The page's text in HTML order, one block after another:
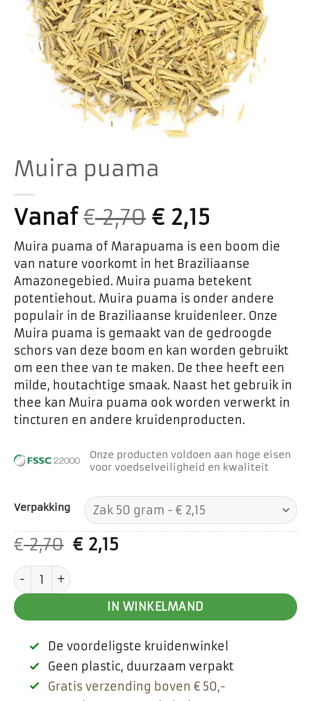
Muira puama
Vanaf€2,70 €2,15
Muira puama of Marapuama is een boom die
van nature voorkomt in het Braziliaanse
Amazonegebied. Muira puama betekent
potentiehout. Muira puama is onder andere
populair in de Braziliaanse kruidenleer. Onze
Muira puama is gemaakt van de gedroogde
schors van deze boom en kan worden gebruikt
om een thee van te maken. De thee heeft een
milde, houtachtige smaak. Naast het gebruik in
thee kan Muira puama ook worden verwerkt in
tincturen en andere kruidenproducten.
Onze producten voldoen aan hoge eisen
voor voedselveiligheid en kwaliteit
Verpakking
€2,70 Oorspronkelijke
prijs
€ 2,70.
€2,15
€ 2,15.
Muira puama aantal
IN WINKELMAND
De voordeligste kruidenwinkel
Geen plastic, duurzaam verpakt
Gratis verzending boven € 50,-